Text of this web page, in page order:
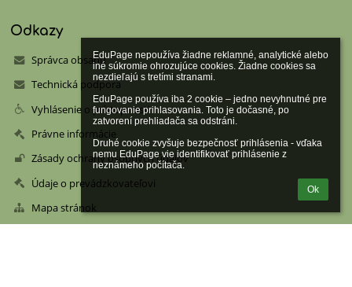
EduPage nepoužíva žiadne reklamné, analytické alebo
iné súkromie ohrozujúce cookies. Žiadne cookies sa
nezdieľajú s tretími stranami.
EduPage používa iba 2 cookie – jedno nevyhnutné pre
fungovanie prihlasovania. Toto je dočasné, po
zatvorení prehliadača sa odstráni.
Druhé cookie zvyšuje bezpečnosť prihlásenia - vďaka
nemu EduPage vie identifikovať prihlásenie z
neznámeho počítača.
Ok
Odkazy
Správca obsahu
Technická podpora
Vyhlásenie o prístupnosti
Právne informácie
Zásady ochrany osobných údajov
Údaje o prevádzkovateľovi
Mapa stránok